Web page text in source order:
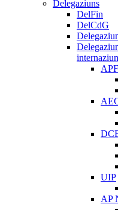
Delegaziuns
DelFin
DelCdG
APF
UIP
AP